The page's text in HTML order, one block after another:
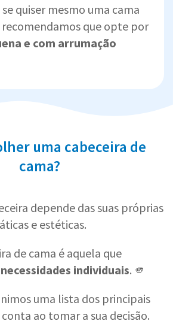
quiser mesmo uma cama
que opte por
e com arrumação
uma cabeceira de
cama?
depende das suas próprias
e estéticas.
de cama é aquela que
individuais. 🫵
uma lista dos principais
ao tomar a sua decisão.